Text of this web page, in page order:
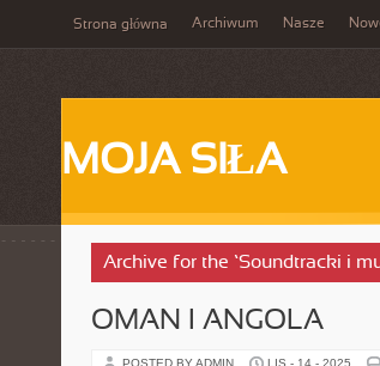
Strona główna Archiwum Nasze
MOJA SIŁA
Archive for the ‘Soundtracki i
OMAN I ANGOLA
POSTED BY ADMIN LIS - 14 - 2025